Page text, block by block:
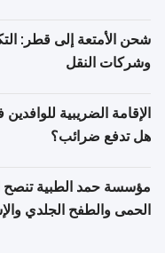
شحن الأمتعة إلى قطر:
وشركات النقل
هل تدفع ضرائب؟
مؤسسة حمد الطبية تنصح
الحمى والطفح الجلدي